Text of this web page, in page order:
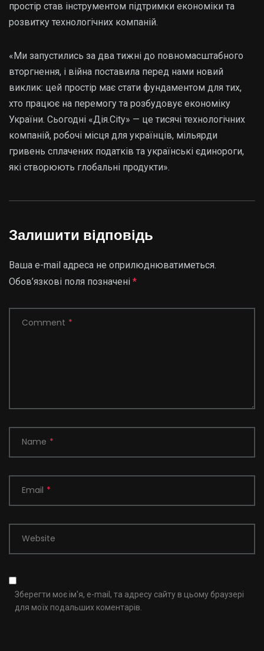
простір став інструментом підтримки економіки та
розвитку технологічних компаній.
«Ми запустились за два тижні до повномасштабного
вторгнення, і війна поставила перед нами новий
виклик: цей простір має стати фундаментом для тих,
хто працює на перемогу та розбудовує економіку
України. Сьогодні «Дія.City» — це тисячі технологічних
компаній, робочі місця для українців, мільярди
гривень сплачених податків та українські єдинороги,
які створюють глобальні продукти».
Залишити відповідь
Ваша e-mail адреса не оприлюднюватиметься.
Обов’язкові поля позначені *
Comment *
Name *
Email *
Website
Зберегти моє ім'я, e-mail, та адресу сайту в цьому браузері
для моїх подальших коментарів.